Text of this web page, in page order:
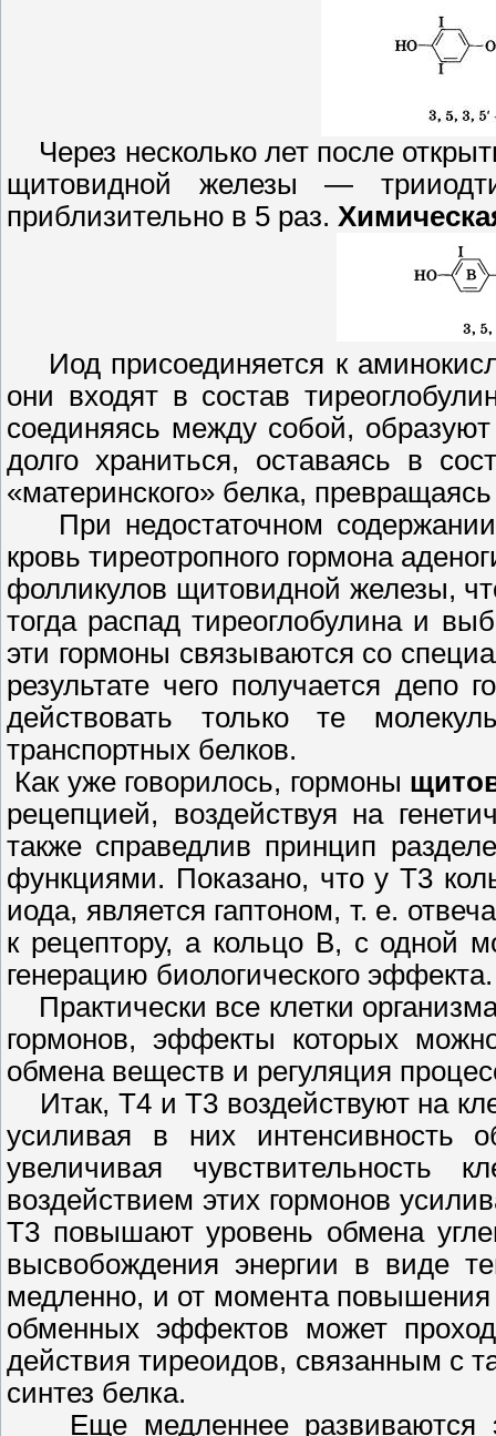
Через несколько лет после
щитовидной железы —
приблизительно в 5 раз.
Иод присоединяется к
они входят в состав
соединяясь между собой,
долго храниться, оставаясь в
«материнского» белка,
При недостаточном
кровь тиреотропного гормона
фолликулов щитовидной железы,
тогда распад тиреоглобулина и
эти гормоны связываются со
результате чего получается
действовать только те
транспортных белков.
Как уже говорилось, гормоны
рецепцией, воздействуя на
также справедлив принцип
функциями. Показано, что у Т3
иода, является гаптоном, т. е.
к рецептору, а кольцо В, с одной
генерацию биологического эффекта.
Практически все клетки
гормонов, эффекты которых
обмена веществ и регуляция
Итак, Т4 и Т3 воздействуют на
усиливая в них интенсивность
увеличивая чувствительность
воздействием этих гормонов
Т3 повышают уровень обмена
высвобождения энергии в виде
медленно, и от момента повышения
обменных эффектов может
действия тиреоидов, связанным с
синтез белка.
Еще медленнее развиваются